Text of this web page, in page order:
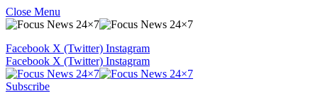
Close Menu
Facebook X (Twitter) Instagram
Facebook X (Twitter) Instagram
Subscribe